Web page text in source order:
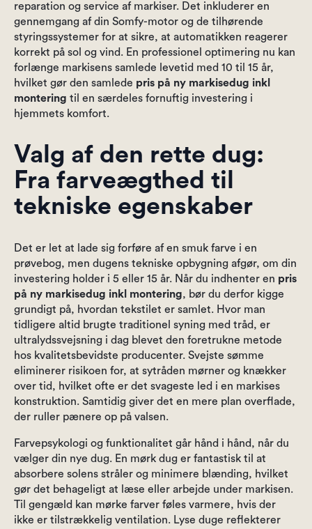
reparation og service af markiser. Det inkluderer en
gennemgang af din Somfy-motor og de tilhørende
styringssystemer for at sikre, at automatikken reagerer
korrekt på sol og vind. En professionel optimering nu kan
forlænge markisens samlede levetid med 10 til 15 år,
hvilket gør den samlede pris på ny markisedug inkl
montering til en særdeles fornuftig investering i
hjemmets komfort.
Valg af den rette dug:
Fra farveægthed til
tekniske egenskaber
Det er let at lade sig forføre af en smuk farve i en
prøvebog, men dugens tekniske opbygning afgør, om din
investering holder i 5 eller 15 år. Når du indhenter en pris
på ny markisedug inkl montering, bør du derfor kigge
grundigt på, hvordan tekstilet er samlet. Hvor man
tidligere altid brugte traditionel syning med tråd, er
ultralydssvejsning i dag blevet den foretrukne metode
hos kvalitetsbevidste producenter. Svejste sømme
eliminerer risikoen for, at sytråden mørner og knækker
over tid, hvilket ofte er det svageste led i en markises
konstruktion. Samtidig giver det en mere plan overflade,
der ruller pænere op på valsen.
Farvepsykologi og funktionalitet går hånd i hånd, når du
vælger din nye dug. En mørk dug er fantastisk til at
absorbere solens stråler og minimere blænding, hvilket
gør det behageligt at læse eller arbejde under markisen.
Til gengæld kan mørke farver føles varmere, hvis der
ikke er tilstrækkelig ventilation. Lyse duge reflekterer